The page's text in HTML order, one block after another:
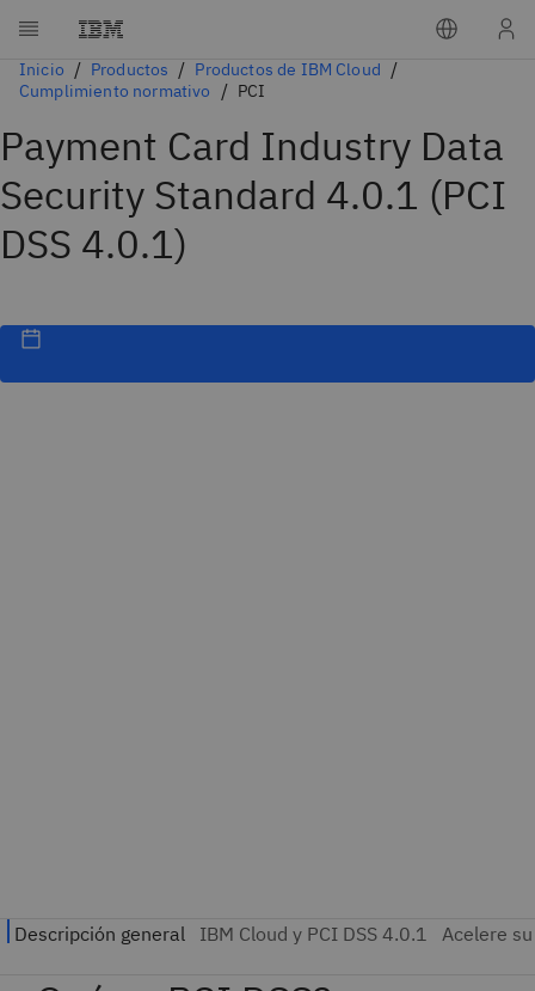
Inicio Productos
Productos de IBM Cloud
Cumplimiento normativo
PCI
Payment Card Industry Data
Security Standard 4.0.1 (PCI
DSS 4.0.1)